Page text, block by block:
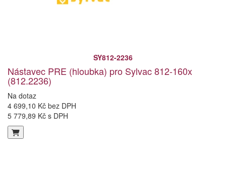
SY812-2236
Nástavec PRE (hloubka) pro Sylvac 812-160x
(812.2236)
Na dotaz
4 699,10 Kč bez DPH
5 779,89 Kč s DPH